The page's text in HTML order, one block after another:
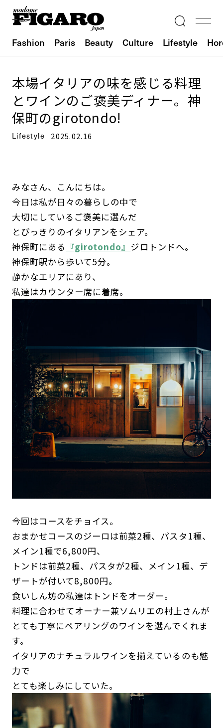
Fashion Paris Beauty Culture Lifestyle
本場イタリアの味を感じる料理
とワインのご褒美ディナー。神
保町のgirotondo!
Lifestyle 2025.02.16
みなさん、こんにちは。
今日は私が日々の暮らしの中で
大切にしているご褒美に選んだ
とびっきりのイタリアンをシェア。
神保町にある 『girotondo』 ジロトンドへ。
神保町駅から歩いて5分。
静かなエリアにあり、
私達はカウンター席に着席。
今回はコースをチョイス。
おまかせコースのジーロは前菜2種、パスタ1種、
メイン1種で6,800円、
トンドは前菜2種、パスタが2種、メイン1種、デ
ザートが付いて8,800円。
食いしん坊の私達はトンドをオーダー。
料理に合わせてオーナー兼ソムリエの村上さんが
とても丁寧にペアリングのワインを選んでくれま
す。
イタリアのナチュラルワインを揃えているのも魅
力で
とても楽しみにしていた。